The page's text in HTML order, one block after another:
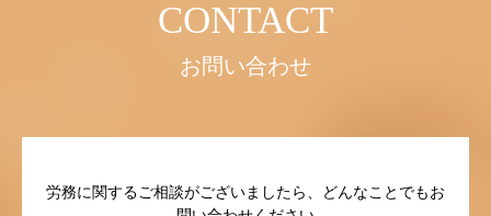
お問い合わせ
労務に関するご相談がございましたら、どんなことでもお